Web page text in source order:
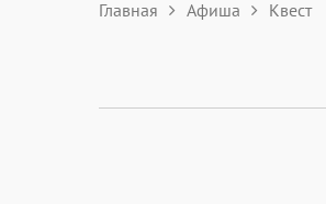
Главная Афиша Квест